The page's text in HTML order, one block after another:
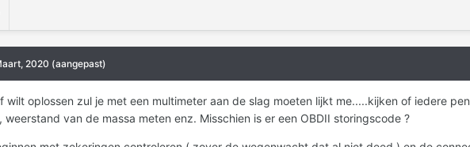
2020 (aangepast)
wilt oplossen zul je met een multimeter aan de slag moeten lijkt me.....kijken of iedere
weerstand van de massa meten enz. Misschien is er een OBDII storingscode ?